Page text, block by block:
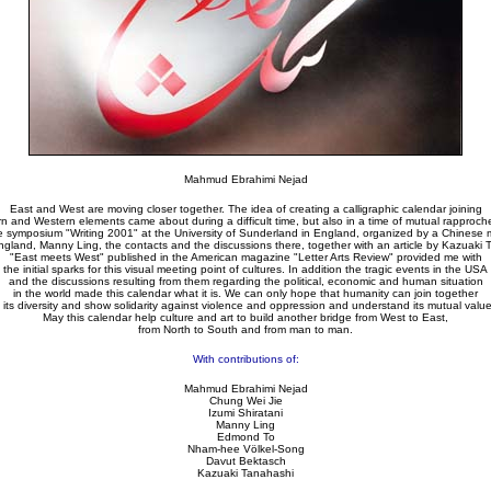
Mahmud Ebrahimi Nejad
East and West are moving closer together. The idea of creating a calligraphic calendar joining
and Western elements came about during a difficult time, but also in a time of mutual
symposium "Writing 2001" at the University of Sunderland in England, organized by a Chinese
Manny Ling, the contacts and the discussions there, together with an article by Kazuaki
"East meets West" published in the American magazine "Letter Arts Review" provided me with
the initial sparks for this visual meeting point of cultures. In addition the tragic events in the USA
and the discussions resulting from them regarding the political, economic and human situation
in the world made this calendar what it is. We can only hope that humanity can join together
its diversity and show solidarity against violence and oppression and understand its mutual
May this calendar help culture and art to build another bridge from West to East,
from North to South and from man to man.
With contributions of:
Mahmud Ebrahimi Nejad
Chung Wei Jie
Izumi Shiratani
Manny Ling
Edmond To
Nham-hee Völkel-Song
Davut Bektasch
Kazuaki Tanahashi